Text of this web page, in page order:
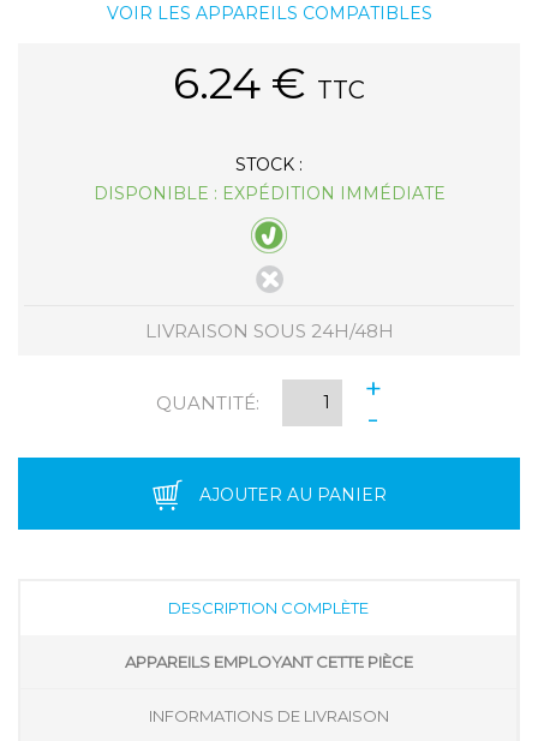
VOIR LES APPAREILS COMPATIBLES
6.24 € TTC
STOCK :
DISPONIBLE : EXPÉDITION IMMÉDIATE
LIVRAISON SOUS 24H/48H
QUANTITÉ:
+
-
AJOUTER AU PANIER
DESCRIPTION COMPLÈTE
APPAREILS EMPLOYANT CETTE PIÈCE
INFORMATIONS DE LIVRAISON